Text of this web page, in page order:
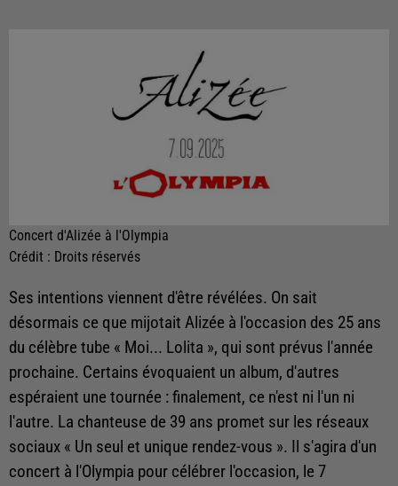
Concert d'Alizée à l'Olympia
Crédit : Droits réservés
Ses intentions viennent d'être révélées. On sait
désormais ce que mijotait Alizée à l'occasion des 25 ans
du célèbre tube « Moi... Lolita », qui sont prévus l'année
prochaine. Certains évoquaient un album, d'autres
espéraient une tournée : finalement, ce n'est ni l'un ni
l'autre. La chanteuse de 39 ans promet sur les réseaux
sociaux « Un seul et unique rendez-vous ». Il s'agira d'un
concert à l'Olympia pour célébrer l'occasion, le 7